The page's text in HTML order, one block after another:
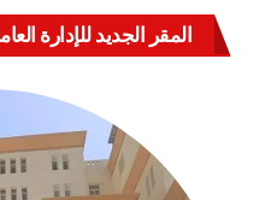
المقر الجديد للإدارة